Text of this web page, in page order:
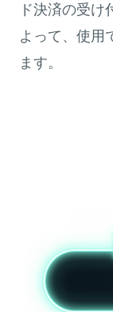
ド決済の受け
よって、使用
ます。